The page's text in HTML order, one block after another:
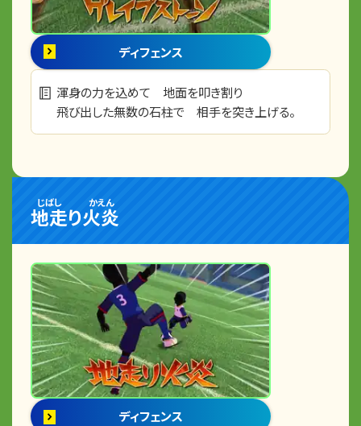
ディフェンス
渾身の力を込めて 地面を叩き割り
飛び出した無数の石柱で 相手を突き上げる。
地走
じばし
り火炎
かえん
ディフェンス